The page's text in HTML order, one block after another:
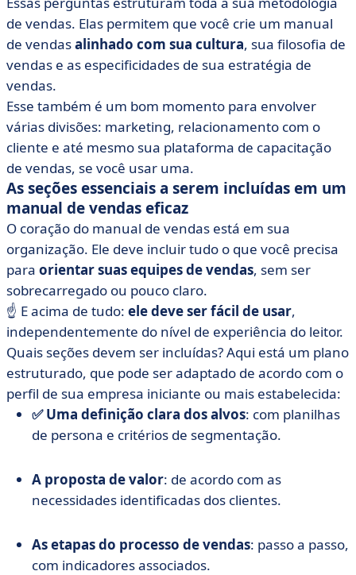
de vendas. Elas permitem que você crie um manual
de vendasalinhado com sua cultura, sua filosofia de
vendas e as especificidades de sua estratégia de
vendas.
Esse também é um bom momento para envolver
várias divisões: marketing, relacionamento com o
cliente e até mesmo sua plataforma de capacitação
de vendas, se você usar uma.
As seções essenciais a serem incluídas em um
manual de vendas eficaz
O coração do manual de vendas está em sua
organização. Ele deve incluir tudo o que você precisa
para orientar suas equipes de vendas, sem ser
sobrecarregado ou pouco claro.
☝️ E acima de tudo: ele deve ser fácil de usar,
independentemente do nível de experiência do leitor.
Quais seções devem ser incluídas? Aqui está um plano
estruturado, que pode ser adaptado de acordo com o
perfil de sua empresa iniciante ou mais estabelecida:
✅ Uma definição clara dos alvos: com planilhas
de persona e critérios de segmentação.
A proposta de valor: de acordo com as
necessidades identificadas dos clientes.
As etapas do processo de vendas: passo a passo,
com indicadores associados.